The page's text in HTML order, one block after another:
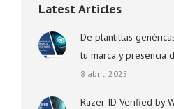
Latest Articles
De plantillas
tu marca y presencia
8 abril, 2025
Razer ID Verified by